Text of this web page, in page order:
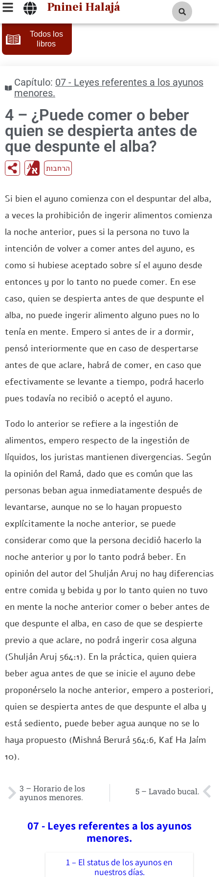
Pninei Halajá
Todos los
libros
Capítulo: 07 - Leyes referentes a los ayunos
menores.
4 – ¿Puede comer o beber
quien se despierta antes de
que despunte el alba?
הרחבות
Si bien el ayuno comienza con el despuntar del alba,
a veces la prohibición de ingerir alimentos comienza
la noche anterior, pues si la persona no tuvo la
intención de volver a comer antes del ayuno, es
como si hubiese aceptado sobre sí el ayuno desde
entonces y por lo tanto no puede comer. En ese
caso, quien se despierta antes de que despunte el
alba, no puede ingerir alimento alguno pues no lo
tenía en mente. Empero si antes de ir a dormir,
pensó interiormente que en caso de despertarse
antes de que aclare, habrá de comer, en caso que
efectivamente se levante a tiempo, podrá hacerlo
pues todavía no recibió o aceptó el ayuno.
Todo lo anterior se refiere a la ingestión de
alimentos, empero respecto de la ingestión de
líquidos, los juristas mantienen divergencias. Según
la opinión del Ramá, dado que es común que las
personas beban agua inmediatamente después de
levantarse, aunque no se lo hayan propuesto
explícitamente la noche anterior, se puede
considerar como que la persona decidió hacerlo la
noche anterior y por lo tanto podrá beber. En
opinión del autor del Shulján Aruj no hay diferencias
entre comida y bebida y por lo tanto quien no tuvo
en mente la noche anterior comer o beber antes de
que despunte el alba, en caso de que se despierte
previo a que aclare, no podrá ingerir cosa alguna
(Shulján Aruj 564:1). En la práctica, quien quiera
beber agua antes de que se inicie el ayuno debe
proponérselo la noche anterior, empero a posteriori,
quien se despierta antes de que despunte el alba y
está sediento, puede beber agua aunque no se lo
haya propuesto (Mishná Berurá 564:6, Kaf Ha Jaím
10).
3 – Horario de los
ayunos menores.
5 – Lavado bucal.
07 - Leyes referentes a los ayunos
menores.
1 – El status de los ayunos en
nuestros días.